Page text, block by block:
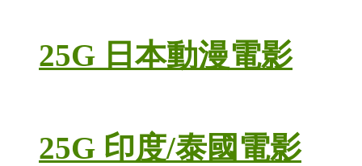
25G 日本動漫電影
25G 印度/泰國電影